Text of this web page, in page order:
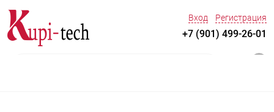
Вход Регистрация
+7 (901) 499-26-01